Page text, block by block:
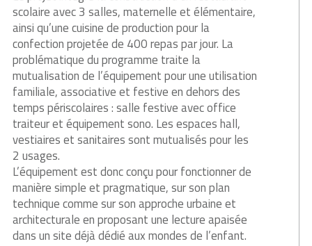
scolaire avec 3 salles, maternelle et élémentaire,
ainsi qu’une cuisine de production pour la
confection projetée de 400 repas par jour. La
problématique du programme traite la
mutualisation de l’équipement pour une utilisation
familiale, associative et festive en dehors des
temps périscolaires : salle festive avec office
traiteur et équipement sono. Les espaces hall,
vestiaires et sanitaires sont mutualisés pour les
2 usages.
L’équipement est donc conçu pour fonctionner de
manière simple et pragmatique, sur son plan
technique comme sur son approche urbaine et
architecturale en proposant une lecture apaisée
dans un site déjà dédié aux mondes de l’enfant.